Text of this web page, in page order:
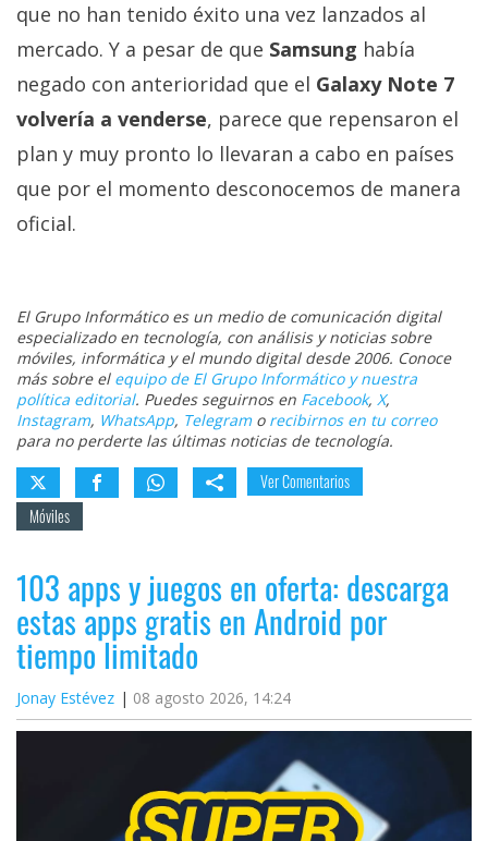
que no han tenido éxito una vez lanzados al
mercado. Y a pesar de que Samsung había
negado con anterioridad que el Galaxy Note 7
volvería a venderse, parece que repensaron el
plan y muy pronto lo llevaran a cabo en países
que por el momento desconocemos de manera
oficial.
El Grupo Informático es un medio de comunicación digital
especializado en tecnología, con análisis y noticias sobre
móviles, informática y el mundo digital desde 2006. Conoce
más sobre el equipo de El Grupo Informático y nuestra
política editorial. Puedes seguirnos en Facebook, X,
Instagram, WhatsApp, Telegramo recibirnos en tu correo
para no perderte las últimas noticias de tecnología.
Ver Comentarios
Móviles
103 apps y juegos en oferta: descarga
estas apps gratis en Android por
tiempo limitado
Jonay Estévez 08 agosto 2026, 14:24